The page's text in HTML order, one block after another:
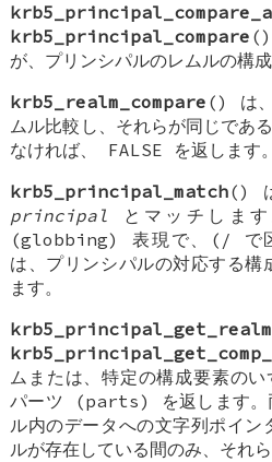
krb5_principal_compare ()
が、プリンシパルのレムルの構
krb5_realm_compare () は、
ムル比較し、それらが同じであ
なければ、 FALSE を返します。
krb5_principal_match()
principal とマッチしま
(globbing) 表現で、(/ で
は、プリンシパルの対応する構
ます。
krb5_principal_get_realm
ムまたは、特定の構成要素の
パーツ (parts) を返します。
ル内のデータへの文字列ポイン
ルが存在している間のみ、それら